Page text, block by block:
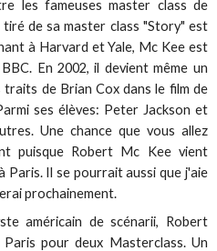
les fameuses master class de
de sa master class "Story" est
à Harvard et Yale, Mc Kee est
En 2002, il devient même un
de Brian Cox dans le film de
ses élèves: Peter Jackson et
Une chance que vous allez
puisque Robert Mc Kee vient
Paris. Il se pourrait aussi que j'aie
prochainement.
américain de scénarii, Robert
pour deux Masterclass. Un